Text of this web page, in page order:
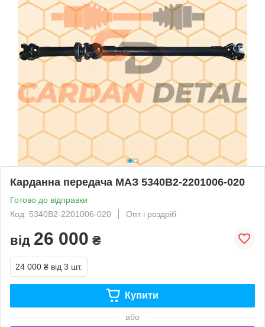
Карданна передача МАЗ 5340В2-2201006-020
Готово до відправки
Код: 5340В2-2201006-020
Опт і роздріб
від 26 000 ₴
24 000 ₴ від 3 шт.
Купити
або